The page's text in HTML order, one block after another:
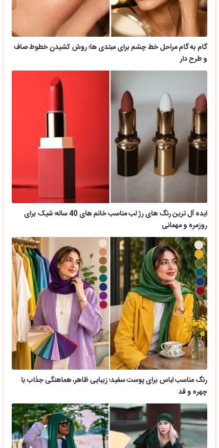
گام به گام مراحل خط چشم برای مبتدی ها؛ روش کشیدن خطوط صاف
و طرح دار
ایده آل ترین رنگ های رژ لب مناسب خانم های 40 ساله؛ شیک برای
روزمره و مهمانی
رنگ مناسب لباس برای پوست سفید؛ زیبایی ظاهر، هماهنگی جذاب با
چهره و قد